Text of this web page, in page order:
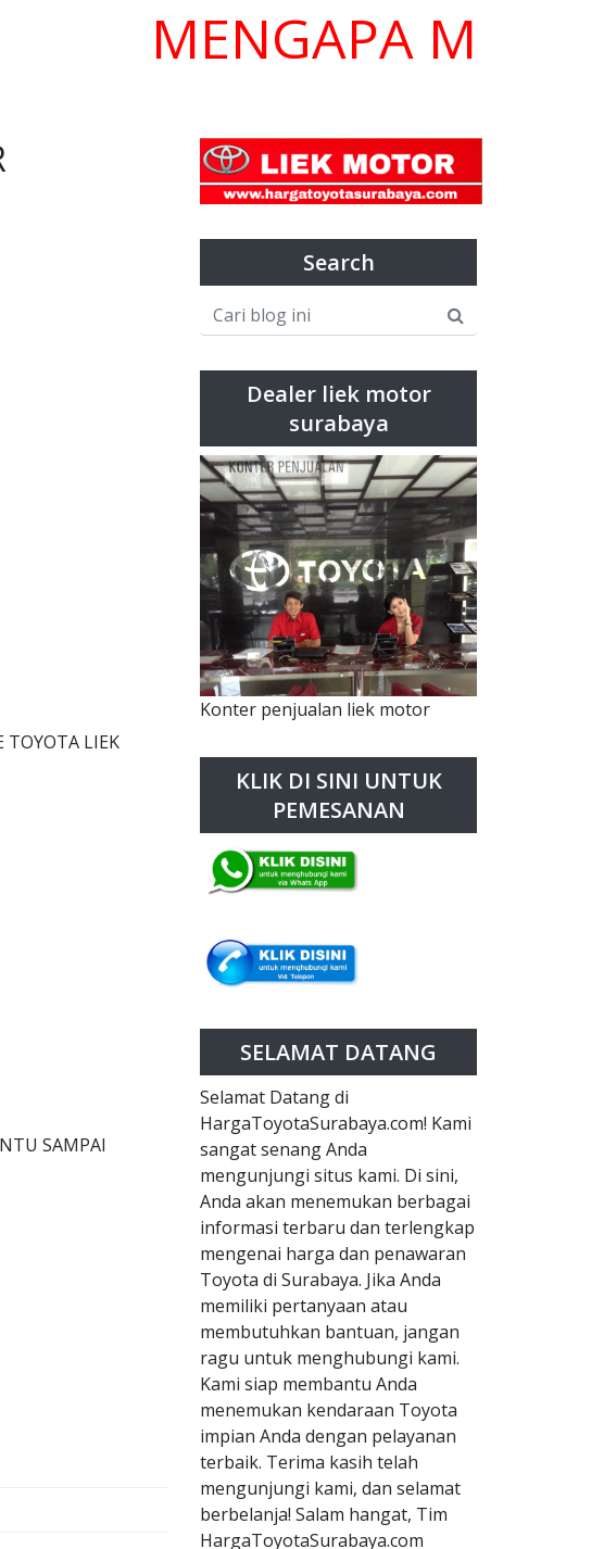
MENGAPA
TOYOTA LIEK
SAMPAI
Search
Dealer liek motor
surabaya
Konter penjualan liek motor
KLIK DI SINI UNTUK
PEMESANAN
SELAMAT DATANG
Selamat Datang di
HargaToyotaSurabaya.com! Kami
sangat senang Anda
mengunjungi situs kami. Di sini,
Anda akan menemukan berbagai
informasi terbaru dan terlengkap
mengenai harga dan penawaran
Toyota di Surabaya. Jika Anda
memiliki pertanyaan atau
membutuhkan bantuan, jangan
ragu untuk menghubungi kami.
Kami siap membantu Anda
menemukan kendaraan Toyota
impian Anda dengan pelayanan
terbaik. Terima kasih telah
mengunjungi kami, dan selamat
berbelanja! Salam hangat, Tim
HargaToyotaSurabaya.com